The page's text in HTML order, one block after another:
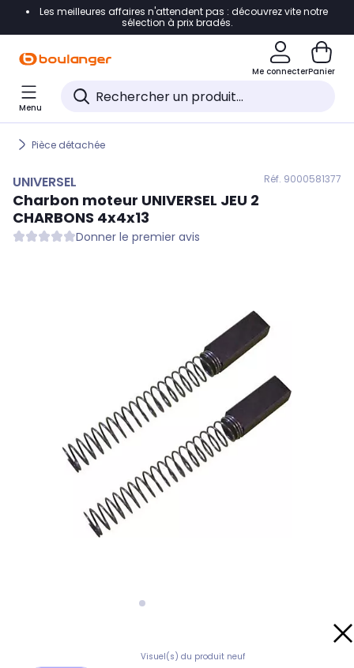
Accéder directement à la navigation
Accéder directement au pied de page
Accéder directement au chatbot
Les meilleures affaires n'attendent pas : découvrez vite notre
sélection à prix bradés.
Me connecterPanier
Menu
Pièce détachée
UNIVERSEL Réf. 9000581377
Charbon moteur UNIVERSEL JEU 2
CHARBONS 4x4x13
Donner le premier avis
Visuel(s) du produit neuf